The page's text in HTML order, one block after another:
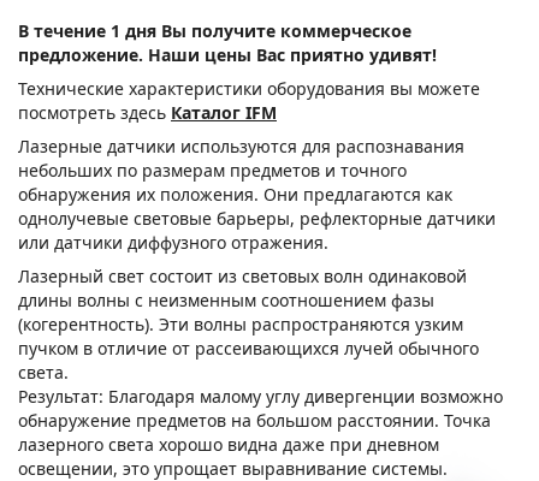
В течение 1 дня Вы получите коммерческое
предложение. Наши цены Вас приятно удивят!
Технические характеристики оборудования вы можете
посмотреть здесь Каталог IFM
Лазерные датчики используются для распознавания
небольших по размерам предметов и точного
обнаружения их положения. Они предлагаются как
однолучевые световые барьеры, рефлекторные датчики
или датчики диффузного отражения.
Лазерный свет состоит из световых волн одинаковой
длины волны с неизменным соотношением фазы
(когерентность). Эти волны распространяются узким
пучком в отличие от рассеивающихся лучей обычного
света.
Результат: Благодаря малому углу дивергенции возможно
обнаружение предметов на большом расстоянии. Точка
лазерного света хорошо видна даже при дневном
освещении, это упрощает выравнивание системы.